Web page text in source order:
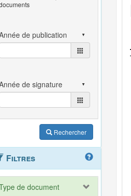
Rechercher
Filtres
de document